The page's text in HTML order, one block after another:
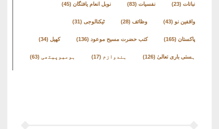
نباتات (23) نفسیات (83) نوبل انعام یافتگان (45)
واقفین نو (43) وظائف (28) ٹیکنالوجی (31)
پاکستان (165) کتب حضرت مسیح موعود (136) کھیل (34)
ہستی باری تعالیٰ (126) ہندوازم (17) ہومیوپیتھی (63)